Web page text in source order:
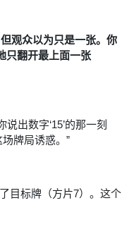
观众以为只是一张。你
只翻开最上面一张
出数字‘15’的那一刻
牌局诱惑。”
目标牌（方片7）。这个